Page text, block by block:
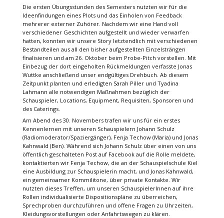
Die ersten Übungsstunden des Semesters nutzten wir für die
Ideenfindungen eines Plots und das Einholen von Feedback
mehrerer externer Zuhörer. Nachdem wir eine Hand voll
verschiedener Geschichten aufgestellt und wieder verwarfen
hatten, konnten wir unsere Story letztendlich mit verschiedenen
Bestandteilen aus all den bisher aufgestellten Einzelsträngen
finalisieren und am 26. Oktober beim Probe-Pitch vorstellen. Mit
Einbezug der dort eingeholten Rückmeldungen verfasste Jonas
Wuttke anschließend unser endgültiges Drehbuch. Ab diesem
Zeitpunkt planten und erledigten Sarah Piller und Tyadina
Lahmann alle notwendigen Maßnahmen bezüglich der
Schauspieler, Locations, Equipment, Requisiten, Sponsoren und
des Caterings.
Am Abend des 30. Novembers trafen wir uns für ein erstes
Kennenlernen mit unseren Schauspielern Johann Schulz
(Radiomoderator/Spaziergänger), Fenja Techow (Maria) und Jonas
Kahnwald (Ben). Während sich Johann Schulz über einen von uns
öffentlich geschalteten Post auf Facebook auf die Rolle meldete,
kontaktierten wir Fenja Techow, die an der Schauspielschule Kiel
eine Ausbildung zur Schauspielerin macht, und Jonas Kahnwald,
ein gemeinsamer Kommilitone, über private Kontakte. Wir
nutzten dieses Treffen, um unseren SchauspielerInnen auf ihre
Rollen individualisierte Dispositionspläne zu überreichen,
Sprechproben durchzuführen und offene Fragen zu Uhrzeiten,
Kleidungsvorstellungen oder Anfahrtswegen zu klären.